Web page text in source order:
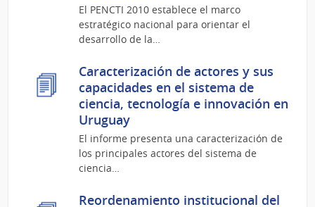
El PENCTI 2010 establece el marco
estratégico nacional para orientar el
desarrollo de la…
Caracterización de actores y sus
capacidades en el sistema de
ciencia, tecnología e innovación en
Uruguay
El informe presenta una caracterización de
los principales actores del sistema de
ciencia…
Reordenamiento institucional del